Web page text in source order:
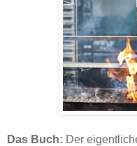
Das Buch: Der